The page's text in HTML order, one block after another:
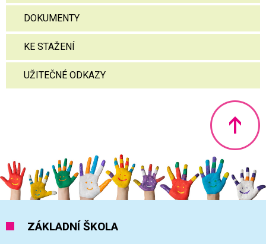
DOKUMENTY
KE STAŽENÍ
UŽITEČNÉ ODKAZY
ZÁKLADNÍ ŠKOLA